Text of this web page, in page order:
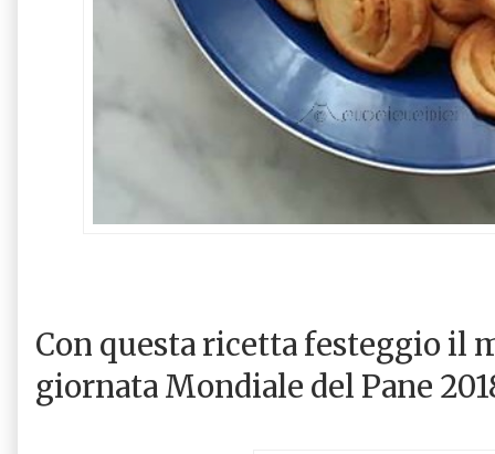
Con questa ricetta festeggio il
giornata Mondiale del Pane